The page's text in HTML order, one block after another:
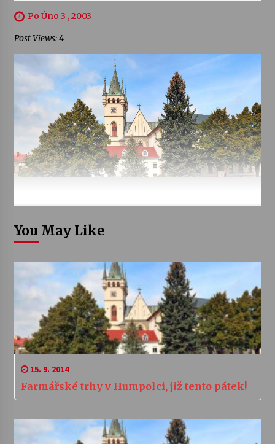
Po Úno 3 , 2003
Post Views: 4
You May Like
15. 9. 2014
Farmářské trhy v Humpolci, již tento pátek!